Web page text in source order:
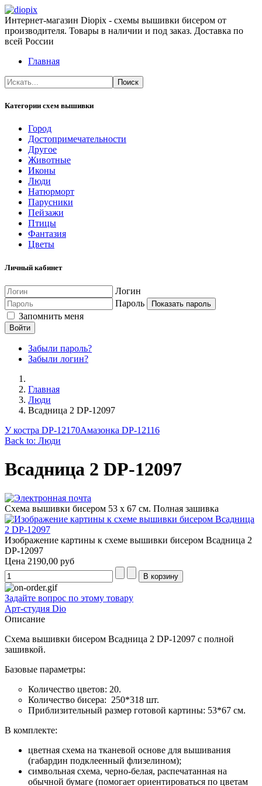
Интернет-магазин Diopix - схемы вышивки бисером от
производителя. Товары в наличии и под заказ. Доставка по
всей России
Главная
Категории схем вышивки
Город
Достопримечательности
Другое
Животные
Иконы
Люди
Натюрморт
Парусники
Пейзажи
Птицы
Фантазия
Цветы
Личный кабинет
Логин
Пароль
Показать пароль
Запомнить меня
Войти
Забыли пароль?
Забыли логин?
Главная
Люди
Всадница 2 DP-12097
У костра DP-12170Амазонка DP-12116
Back to: Люди
Всадница 2 DP-12097
Схема вышивки бисером 53 х 67 см. Полная зашивка
Изображение картины к схеме вышивки бисером Всадница 2
DP-12097
Цена 2190,00 руб
Задайте вопрос по этому товару
Арт-студия Dio
Описание
Схема вышивки бисером Всадница 2 DP-12097 с полной
зашивкой.
Базовые параметры:
Количество цветов: 20.
Количество бисера: 250*318 шт.
Приблизительный размер готовой картины: 53*67 см.
В комплекте:
цветная схема на тканевой основе для вышивания
(габардин подклеенный флизелином);
символьная схема, черно-белая, распечатанная на
обычной бумаге (помогает ориентироваться по цветам